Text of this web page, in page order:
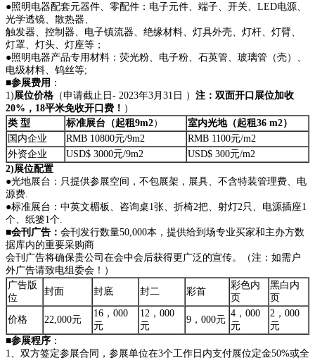
●照明电器配套元器件、零配件：电子元件、端子、开关、LED电源、
光学透镜、散热器、
触发器、控制器、电子镇流器、绝缘材料、灯具外壳、灯杆、灯臂、
灯罩、灯头、灯座等；
●照明电器产品专用材料：荧光粉、电子粉、石英管、玻璃管（壳）、
电级材料、钨丝等;
■参展费用 ：
1) 展位价格 （申请截止日- 2023年3月31日 ） 注：双面开口展位加收
20%，18平米免收开口费！ ）
类 型 标准展台（起租9m2） 室内光地（起租36 m2）
国内企业
RMB 10800元/9m2
RMB 1100元/m2
外资企业
USD$ 3000元/9m2
USD$ 300元/m2
2)展位配置
●光地展台：只提供参展空间，不包展架，展具、不含特装管理费、电
源费.
●标准展台：中英文楣板、咨询桌1张、折椅2把、射灯2只、电源插座1
个、纸篓1个.
■会刊广告 ： 会刊发行数量50,000本，提供给到场专业买家和主办方数
据库内的重要采购商
会刊广告将确保贵公司在会中会后获得更广泛的宣传。（注：如需户
外广告请致电组委会！）
广告版
位
封面 封底 封二 彩首
彩色内
页
黑白内
页
价格 22,000元
16，000
元
12，000
元
9，000元
4，000
元
2，000
元
■参展程序 ：
1、双方签定参展合同，参展单位在3个工作日内支付展位定金50%或全